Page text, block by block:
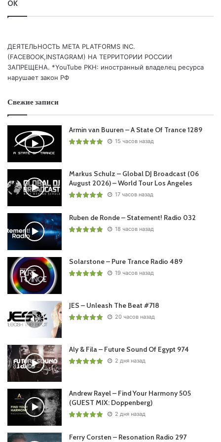
Zohar – In The Air
Aser Gado – Keep Me Closer
Danny Eaton – All Smoke And Mirrors
Evgeney Lebedev – Digital Odyssey
C-Systems & Hanna Finsen – Feeling Fine
DJ Sehba – Mandelbrot Infinity
Avenia – Elation
Illuminor – Umzansi (Beatsole Remix)
Lostly – We’re Descending
Понравился выпуск?
Пользовательская оценка:Будь первым !
OK
ДЕЯТЕЛЬНОСТЬ МЕТА PLATFORMS INC.
(FACEBOOK,INSTAGRAM) НА ТЕРРИТОРИИ РОССИИ
ЗАПРЕЩЕНА. *YouTube РКН: иностранный владелец ресурса
нарушает закон РФ
Свежие записи
Armin van Buuren – A State Of Trance 1289
15 часов назад
Markus Schulz – Global DJ Broadcast (06
August 2026) – World Tour Los Angeles
17 часов назад
Ruben de Ronde – Statement! Radio 032
18 часов назад
Solarstone – Pure Trance Radio 489
19 часов назад
JES – Unleash The Beat #718
20 часов назад
Aly & Fila – Future Sound Of Egypt 974
2 дня назад
Andrew Rayel – Find Your Harmony 505
(GUEST MIX: Doppenberg)
2 дня назад
Ferry Corsten – Resonation Radio 297